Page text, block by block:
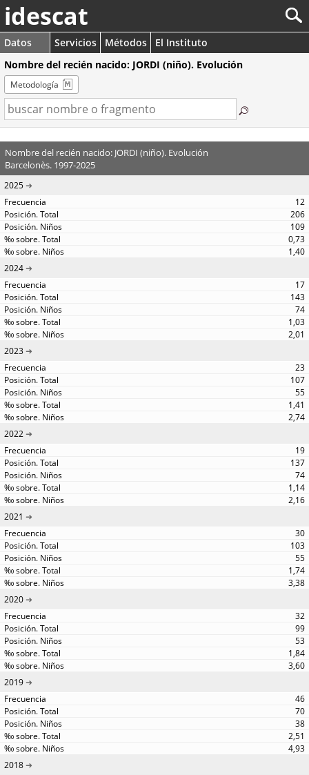
idescat
Datos Servicios Métodos
El Instituto
Nombre del recién nacido: JORDI (niño). Evolución
Metodología
Nombre del recién nacido: JORDI (niño). Evolución
Barcelonès. 1997-2025
2025
12
206
109
0,73
1,40
2024
17
143
74
1,03
2,01
2023
23
107
55
1,41
2,74
2022
19
137
74
1,14
2,16
2021
30
103
55
1,74
3,38
2020
32
99
53
1,84
3,60
2019
46
70
38
2,51
4,93
2018